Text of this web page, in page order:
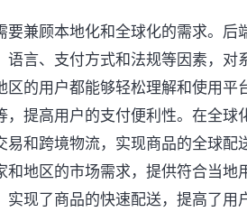
兼顾本地化和全球化的需求。
言、支付方式和法规等因素，对
的用户都能够轻松理解和使用
提高用户的支付便利性。在全
和跨境物流，实现商品的全球
地区的市场需求，提供符合当地
现了商品的快速配送，提高了用